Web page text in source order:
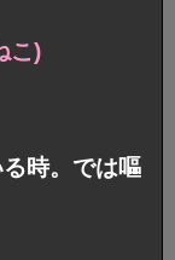
こ)
時。では嘔